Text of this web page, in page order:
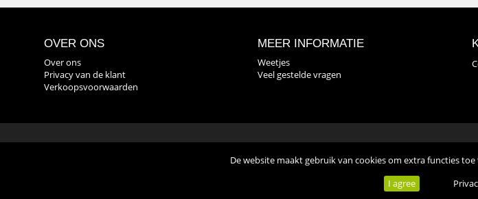
De website maakt gebruik van cookies om extra functies
I agree
OVER ONS
Over ons
Privacy van de klant
Verkoopsvoorwaarden
MEER INFORMATIE
Weetjes
Veel gestelde vragen